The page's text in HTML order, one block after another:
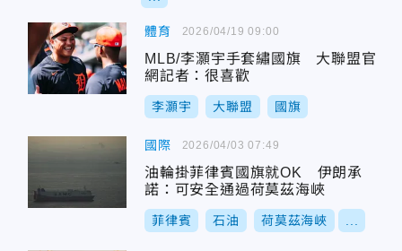
體育
MLB/李灝宇手套繡國旗 大聯盟官
網記者：很喜歡
李灝宇 大聯盟 國旗
2026/04/19 09:00
國際
油輪掛菲律賓國旗就OK 伊朗承
諾：可安全通過荷莫茲海峽
菲律賓 石油 荷莫茲海峽
2026/04/03 07:49